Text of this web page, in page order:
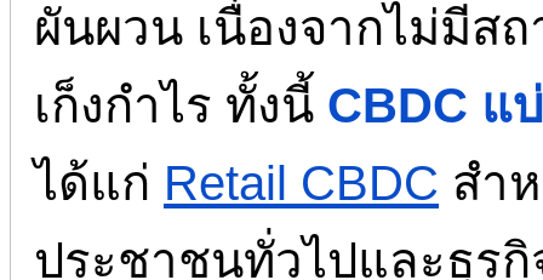
ผันผวน เนื่องจากไม่มีส
เก็งกำไร ทั้งนี้ CBDC แ
ได้แก่ Retail CBDC สำ
ประชาชนทั่วไปและธุร